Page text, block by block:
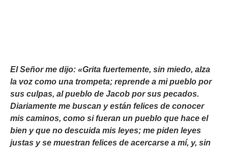
El Señor me dijo: «Grita fuertemente, sin miedo, alza
la voz como una trompeta; reprende a mi pueblo por
sus culpas, al pueblo de Jacob por sus pecados.
Diariamente me buscan y están felices de conocer
mis caminos, como si fueran un pueblo que hace el
bien y que no descuida mis leyes; me piden leyes
justas y se muestran felices de acercarse a mí, y, sin